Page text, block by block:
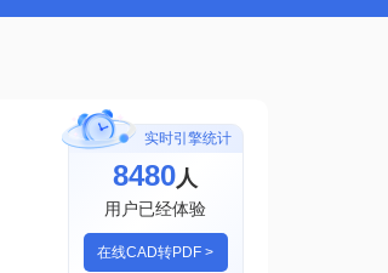
实时引擎统计
8480人
用户已经体验
在线CAD转PDF >